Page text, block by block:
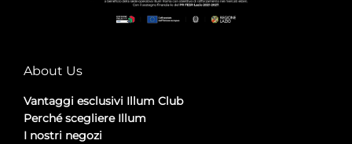
About Us
Vantaggi esclusivi Illum Club
Perché scegliere Illum
I nostri negozi